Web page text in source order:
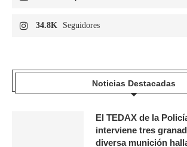
34.8K Seguidores
Noticias Destacadas
El TEDAX de la
interviene tres
diversa munición